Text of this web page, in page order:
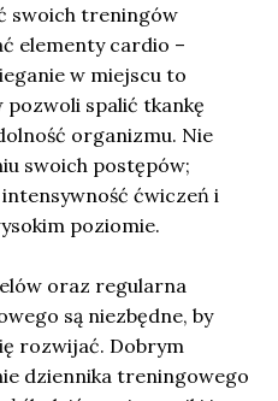
swoich treningów
elementy cardio –
w miejscu to
pozwoli spalić tkankę
organizmu. Nie
swoich postępów;
ćwiczeń i
poziomie.
oraz regularna
są niezbędne, by
rozwijać. Dobrym
dziennika treningowego